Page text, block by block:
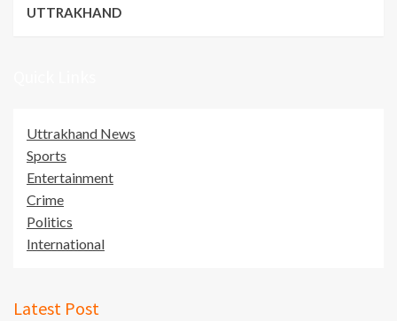
UTTRAKHAND
Uttrakhand News
Sports
Entertainment
Crime
Politics
International
Latest Post